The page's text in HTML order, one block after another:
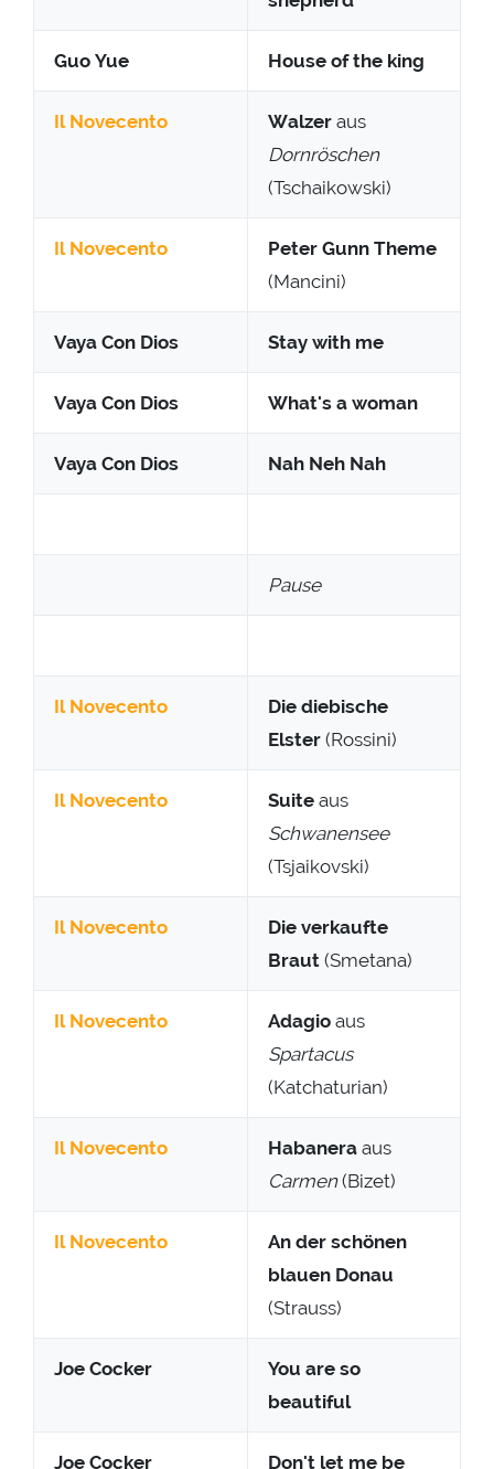
Guo Yue House of the king
Il Novecento Walzer aus
Dornröschen
(Tschaikowski)
Il Novecento
Peter Gunn Theme
(Mancini)
Vaya Con Dios Stay with me
Vaya Con Dios What's a woman
Vaya Con Dios Nah Neh Nah
Pause
Il Novecento
Die diebische
Elster (Rossini)
Il Novecento Suite aus
Schwanensee
(Tsjaikovski)
Il Novecento
Die verkaufte
Braut (Smetana)
Il Novecento Adagio aus
Spartacus
(Katchaturian)
Il Novecento Habanera aus
Carmen(Bizet)
Il Novecento
An der schönen
blauen Donau
(Strauss)
Joe Cocker
You are so
beautiful
Joe Cocker Don't let me be